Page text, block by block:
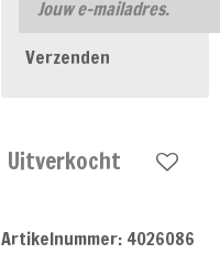
Verzenden
Uitverkocht
Artikelnummer: 4026086